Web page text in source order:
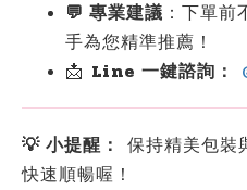
💬 專業建議 ：下單
手為您精準推薦！
📩 Line 一鍵諮詢：
💡 小提醒： 保持精美包裝
快速順暢喔！